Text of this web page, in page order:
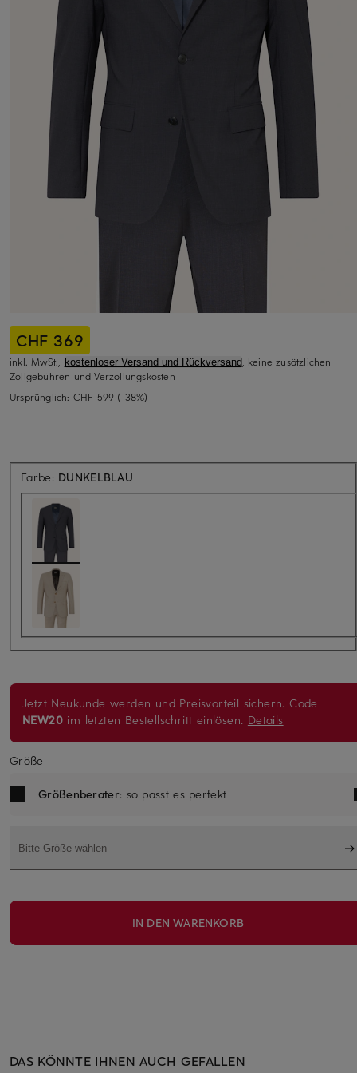
CHF 369
inkl. MwSt., kostenloser Versand und Rückversand, keine zusätzlichen
Zollgebühren und Verzollungskosten
Ursprünglich: CHF 599 (-38%)
Farbe: DUNKELBLAU
Jetzt Neukunde werden und Preisvorteil sichern. Code
NEW20 im letzten Bestellschritt einlösen. Details
Größe
Größenberater: so passt es perfekt
Bitte Größe wählen
IN DEN WARENKORB
DAS KÖNNTE IHNEN AUCH GEFALLEN